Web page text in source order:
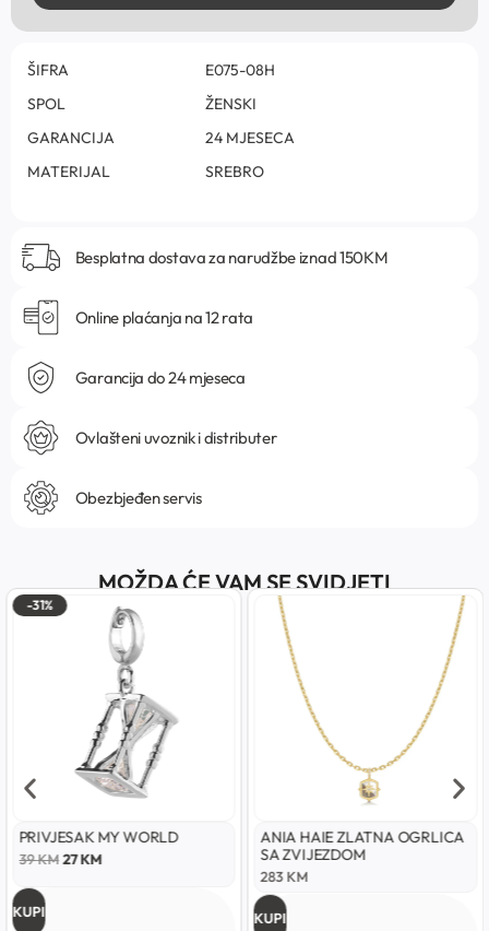
ŠIFRA
E075-08H
SPOL
ŽENSKI
GARANCIJA
24 MJESECA
MATERIJAL
SREBRO
Besplatna dostava za narudžbe iznad 150KM
Online plaćanja na 12 rata
Garancija do 24 mjeseca
Ovlašteni uvoznik i distributer
Obezbjeđen servis
MOŽDA ĆE VAM SE SVIDJETI
-31%
PRIVJESAK MY WORLD
39KM27KM
KUPI
ANIA HAIE ZLATNA OGRLICA
SA ZVIJEZDOM
283KM
KUPI